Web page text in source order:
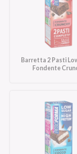
Barretta 2 Pasti
Fondente